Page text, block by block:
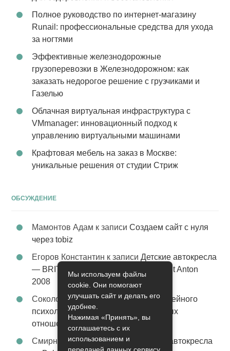
Полное руководство по интернет-магазину
Runail: профессиональные средства для ухода
за ногтями
Эффективные железнодорожные
грузоперевозки в Железнодорожном: как
заказать недорогое решение с грузчиками и
Газелью
Облачная виртуальная инфраструктура с
VMmanager: инновационный подход к
управлению виртуальными машинами
Крафтовая мебель на заказ в Москве:
уникальные решения от студии Стриж
ОБСУЖДЕНИЕ
Мамонтов Адам к записиСоздаем сайт с нуля
через tobiz
Егоров Константин к записиДетские автокресла
— BRITAX Evolva 1-2-3 (1-2-3) цвет St Anton
2008
Соколова Эльзак записиУслуги семейного
психолога – стабильность в семейных
отношениях
Смирнова Грацияк записи
Детские автокресла
Мы используем файлы
cookie. Они помогают
улучшать сайт и делать его
удобнее.
Нажимая «Принять», вы
соглашаетесь с их
использованием и